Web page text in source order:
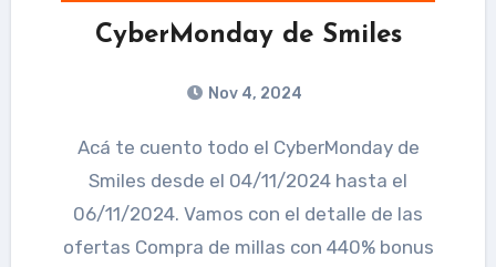
CyberMonday de Smiles
Nov 4, 2024
Acá te cuento todo el CyberMonday de
Smiles desde el 04/11/2024 hasta el
06/11/2024. Vamos con el detalle de las
ofertas Compra de millas con 440% bonus